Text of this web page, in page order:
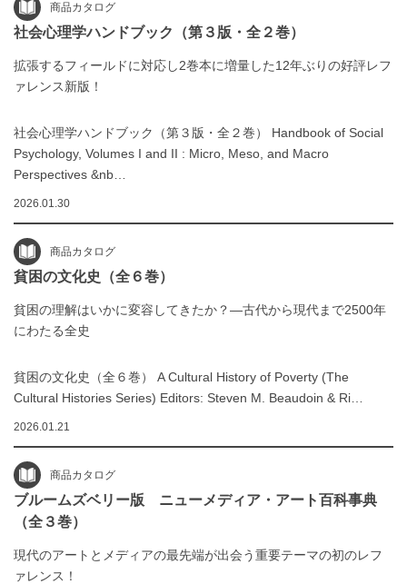
商品カタログ
社会心理学ハンドブック（第３版・全２巻）
拡張するフィールドに対応し2巻本に増量した12年ぶりの好評レフ
ァレンス新版！
社会心理学ハンドブック（第３版・全２巻） Handbook of Social
Psychology, Volumes I and II : Micro, Meso, and Macro
Perspectives &nb…
2026.01.30
商品カタログ
貧困の文化史（全６巻）
貧困の理解はいかに変容してきたか？―古代から現代まで2500年
にわたる全史
貧困の文化史（全６巻） A Cultural History of Poverty (The
Cultural Histories Series) Editors: Steven M. Beaudoin & Ri…
2026.01.21
商品カタログ
ブルームズベリー版 ニューメディア・アート百科事典
（全３巻）
現代のアートとメディアの最先端が出会う重要テーマの初のレフ
ァレンス！